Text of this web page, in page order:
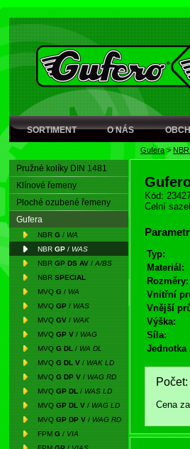
SORTIMENT O NÁS
Gufera>
Pružné kolíky DIN 1481
Klínové řemeny
Ploché ozubené řemeny
Gufera
NBR G / WA
NBR GP / WAS
NBR GP DS AV / A/BS
NBR SPECIAL
MVQ G / WA
MVQ GP / WAS
MVQ GV / WAK
MVQ GP V / WAG
MVQ G DL / WA DL
MVQ G DL V / WAK LD
MVQ G DP V / WAG RD
MVQ GP DL / WAS LD
MVQ GP DL V / WAG LD
MVQ GP DP V / WAG RD
FPM G / VIA
Kód:
Celní
Typ:
Materiál:
Rozměry:
Vnitřní
Vnější
Výška:
Síla:
Jednotka
Počet:
Cena